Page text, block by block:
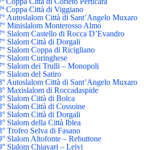
Coppa Città di Viggiano
Autoslalom Città di Sant’Angelo Muxaro
Minislalom Monterosso Almo
Slalom Castello di Rocca D’Evandro
Slalom Città di Dorgali
Slalom Coppa di Ricigliano
Slalom Curinghese
Slalom dei Trulli – Monopoli
Slalom del Satiro
Autoslalom Città di Sant’Angelo Muxaro
Maxislalom di Roccadaspide
Slalom Città di Bolca
Slalom Città di Cossoine
Slalom Città di Dorgali
Slalom della Città Iblea
Trofeo Selva di Fasano
Slalom Altofonte – Rebuttone
Slalom Chiavari – Leivi